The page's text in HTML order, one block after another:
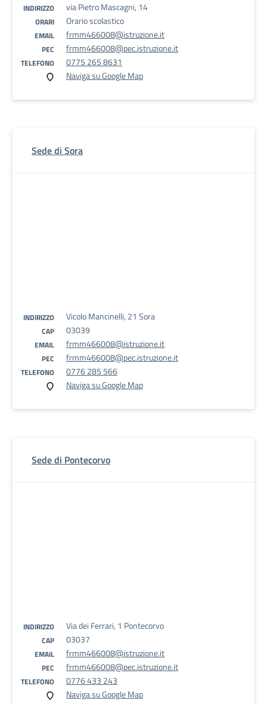
INDIRIZZO via Pietro Mascagni, 14
ORARI Orario scolastico
EMAIL frmm466008@istruzione.it
PEC frmm466008@pec.istruzione.it
TELEFONO
0775 265 8631
Naviga su Google Map
Sede di Sora
INDIRIZZO Vicolo Mancinelli, 21 Sora
CAP 03039
EMAIL frmm466008@istruzione.it
PEC frmm466008@pec.istruzione.it
TELEFONO
0776 285 566
Naviga su Google Map
Sede di Pontecorvo
INDIRIZZO Via dei Ferrari, 1 Pontecorvo
CAP 03037
EMAIL frmm466008@istruzione.it
PEC frmm466008@pec.istruzione.it
TELEFONO
0776 433 243
Naviga su Google Map